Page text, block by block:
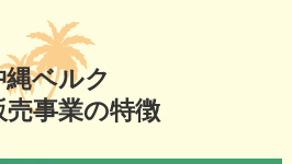
縄ベルク
売事業の特徴